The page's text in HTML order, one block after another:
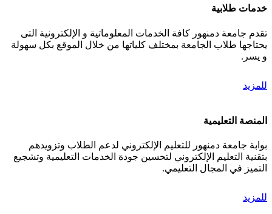
خدمات طلابية
تقدم جامعة دمنهور كافة الخدمات المعلوماتية و الإلكترونية التى
يحتاجها طلاب الجامعة بمختلف كلياتها من خلال الموقع بكل سهولة
و يسر.
للمزيد
المنصة التعليمية
بوابة جامعة دمنهور للتعليم الإلكتروني لدعم الطلاب وتزويدهم
بتقنية التعليم الإلكتروني لتحسين جودة الخدمات التعليمية وتشجيع
التميز في المجال التعليمي.
للمزيد